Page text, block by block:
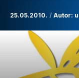
25.05.2010. Autor: